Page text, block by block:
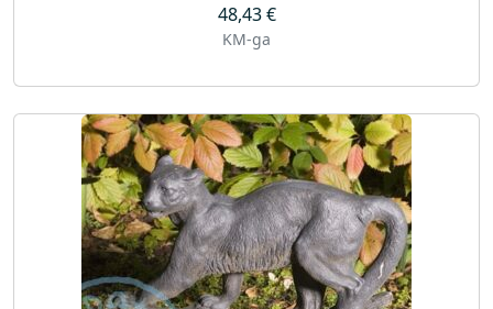
48,43€
KM-ga